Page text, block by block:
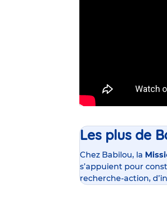
Les plus de
Chez Babilou, la
s’appuient pour
recherche-action,